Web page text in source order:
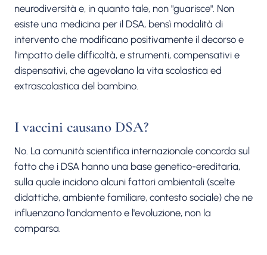
neurodiversità e, in quanto tale, non "guarisce". Non
esiste una medicina per il DSA, bensì modalità di
intervento che modificano positivamente il decorso e
l'impatto delle difficoltà, e strumenti, compensativi e
dispensativi, che agevolano la vita scolastica ed
extrascolastica del bambino.
I vaccini causano DSA?
No. La comunità scientifica internazionale concorda sul
fatto che i DSA hanno una base genetico-ereditaria,
sulla quale incidono alcuni fattori ambientali (scelte
didattiche, ambiente familiare, contesto sociale) che ne
influenzano l'andamento e l'evoluzione, non la
comparsa.